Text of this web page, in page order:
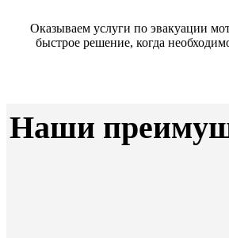
Оказываем услуги по эвакуации
быстрое решение, когда
Наши